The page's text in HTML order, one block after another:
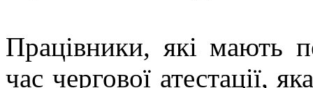
Працівники, які мають
час чергової атестації,